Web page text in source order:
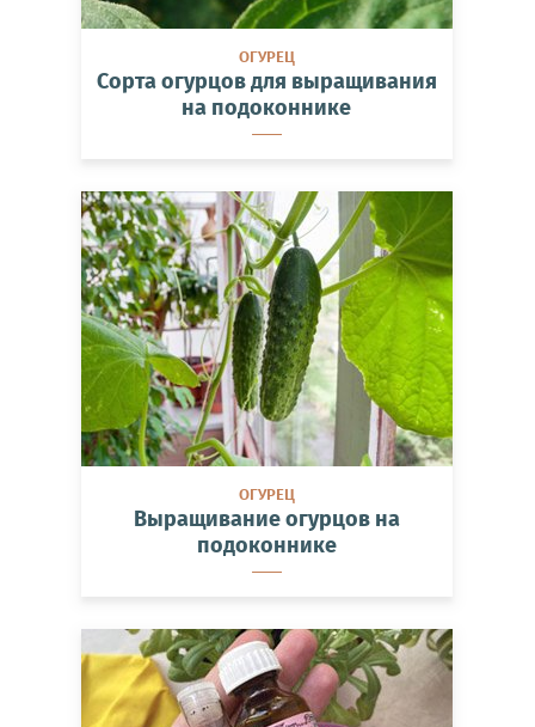
ОГУРЕЦ
Сорта огурцов для выращивания
на подоконнике
ОГУРЕЦ
Выращивание огурцов на
подоконнике